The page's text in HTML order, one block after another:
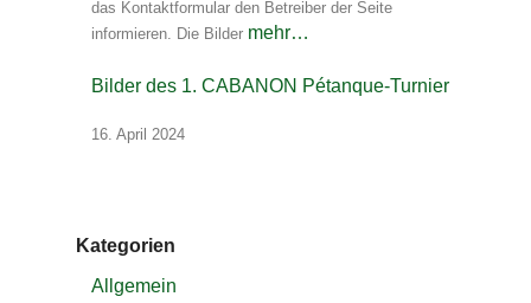
das Kontaktformular den Betreiber der Seite
informieren. Die Bilder mehr…
Bilder des 1. CABANON Pétanque-Turnier
16. April 2024
Kategorien
Allgemein